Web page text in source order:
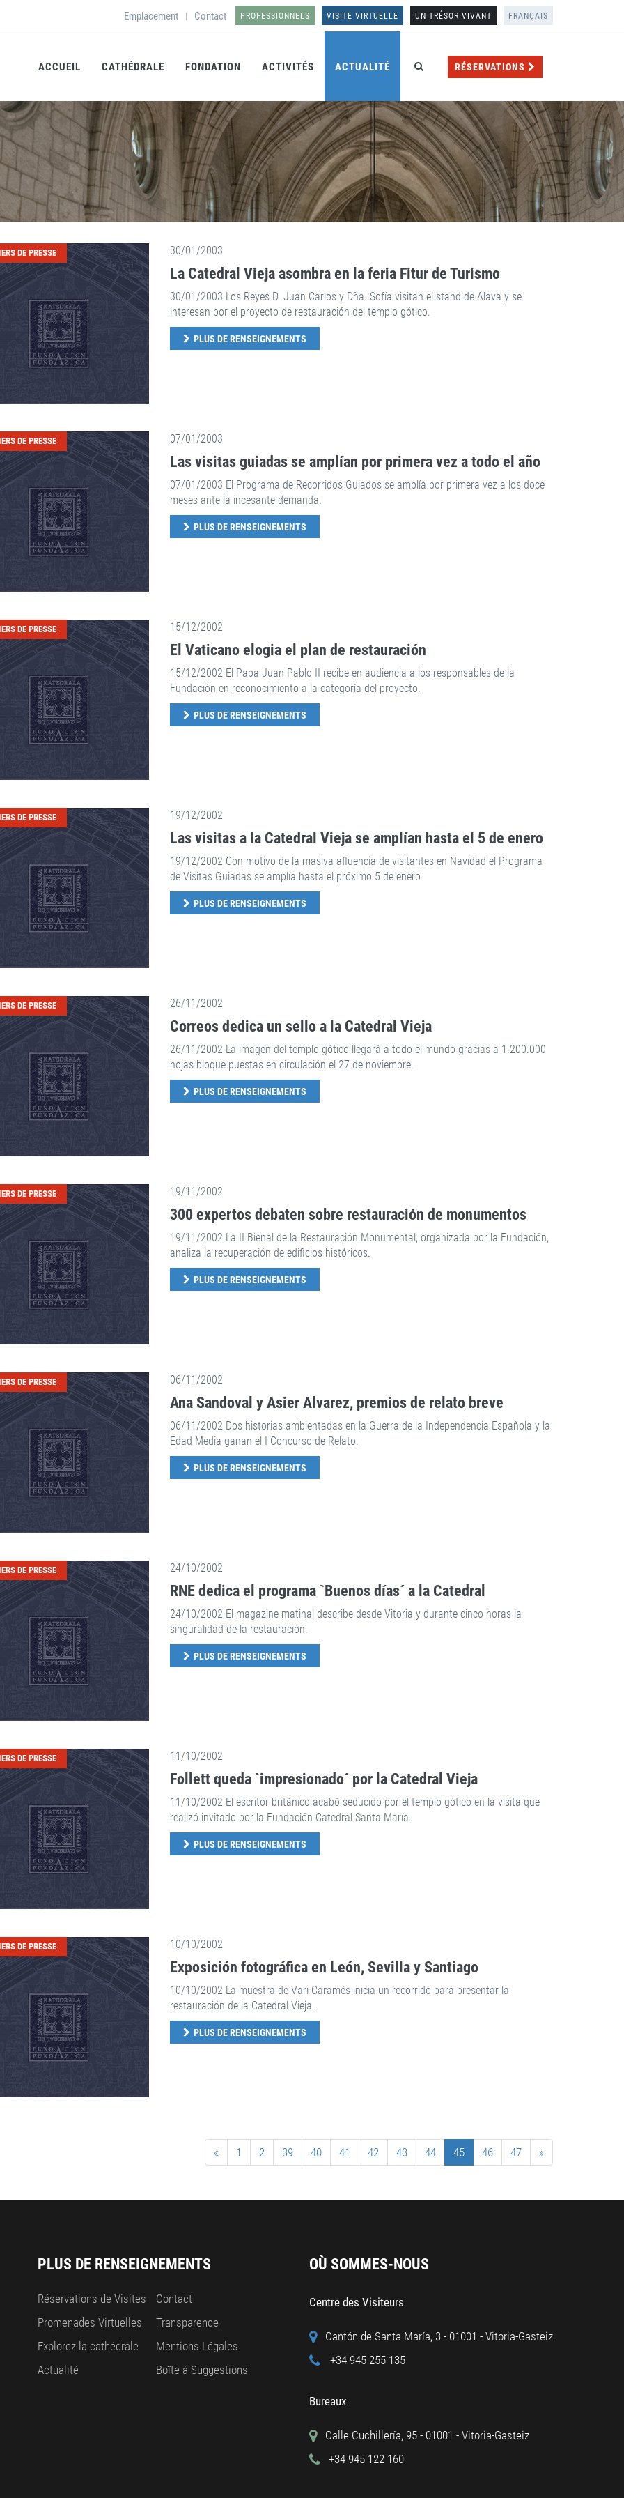
Emplacement | Contact PROFESSIONNELS VISITE VIRTUELLE UN TRÉSOR VIVANT FRANÇAIS
ACCUEIL CATHÉDRALE FONDATION ACTIVITÉS ACTUALITÉ RÉSERVATIONS
DE PRESSE 30/01/2003
La Catedral Vieja asombra en la feria Fitur de Turismo
30/01/2003 Los Reyes D. Juan Carlos y Dña. Sofía visitan el stand de Alava y se
interesan por el proyecto de restauración del templo gótico.
PLUS DE RENSEIGNEMENTS
DE PRESSE 07/01/2003
Las visitas guiadas se amplían por primera vez a todo el año
07/01/2003 El Programa de Recorridos Guiados se amplía por primera vez a los doce
meses ante la incesante demanda.
PLUS DE RENSEIGNEMENTS
DE PRESSE 15/12/2002
El Vaticano elogia el plan de restauración
15/12/2002 El Papa Juan Pablo II recibe en audiencia a los responsables de la
Fundación en reconocimiento a la categoría del proyecto.
PLUS DE RENSEIGNEMENTS
DE PRESSE 19/12/2002
Las visitas a la Catedral Vieja se amplían hasta el 5 de enero
19/12/2002 Con motivo de la masiva afluencia de visitantes en Navidad el Programa
de Visitas Guiadas se amplía hasta el próximo 5 de enero.
PLUS DE RENSEIGNEMENTS
DE PRESSE 26/11/2002
Correos dedica un sello a la Catedral Vieja
26/11/2002 La imagen del templo gótico llegará a todo el mundo gracias a 1.200.000
hojas bloque puestas en circulación el 27 de noviembre.
PLUS DE RENSEIGNEMENTS
DE PRESSE 19/11/2002
300 expertos debaten sobre restauración de monumentos
19/11/2002 La II Bienal de la Restauración Monumental, organizada por la Fundación,
analiza la recuperación de edificios históricos.
PLUS DE RENSEIGNEMENTS
DE PRESSE 06/11/2002
Ana Sandoval y Asier Alvarez, premios de relato breve
06/11/2002 Dos historias ambientadas en la Guerra de la Independencia Española y la
Edad Media ganan el I Concurso de Relato.
PLUS DE RENSEIGNEMENTS
DE PRESSE 24/10/2002
RNE dedica el programa `Buenos días´ a la Catedral
24/10/2002 El magazine matinal describe desde Vitoria y durante cinco horas la
singuralidad de la restauración.
PLUS DE RENSEIGNEMENTS
DE PRESSE 11/10/2002
Follett queda `impresionado´ por la Catedral Vieja
11/10/2002 El escritor británico acabó seducido por el templo gótico en la visita que
realizó invitado por la Fundación Catedral Santa María.
PLUS DE RENSEIGNEMENTS
DE PRESSE 10/10/2002
Exposición fotográfica en León, Sevilla y Santiago
10/10/2002 La muestra de Vari Caramés inicia un recorrido para presentar la
restauración de la Catedral Vieja.
PLUS DE RENSEIGNEMENTS
« 1 2 39 40 41 42 43 44 45 46 47 »
PLUS DE RENSEIGNEMENTS
Réservations de Visites
Promenades Virtuelles
Explorez la cathédrale
Actualité
Contact
Transparence
Mentions Légales
Boîte à Suggestions
OÙ SOMMES-NOUS
Centre des Visiteurs
Cantón de Santa María, 3 - 01001 - Vitoria-Gasteiz
+34 945 255 135
Bureaux
Calle Cuchillería, 95 - 01001 - Vitoria-Gasteiz
+34 945 122 160